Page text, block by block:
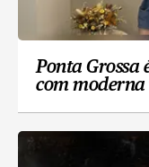
Ponta Grossa
com